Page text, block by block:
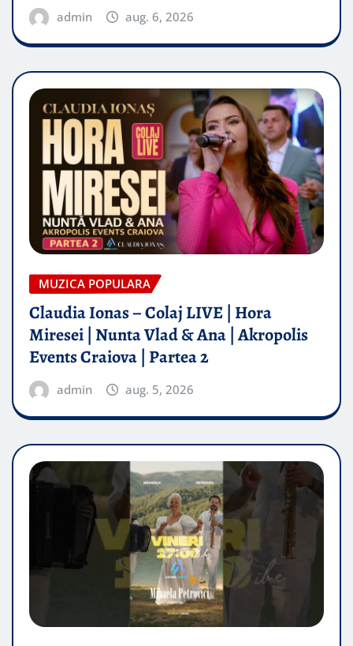
admin aug. 6, 2026
MUZICA POPULARA
Claudia Ionas – Colaj LIVE | Hora
Miresei | Nunta Vlad & Ana | Akropolis
Events Craiova | Partea 2
admin aug. 5, 2026